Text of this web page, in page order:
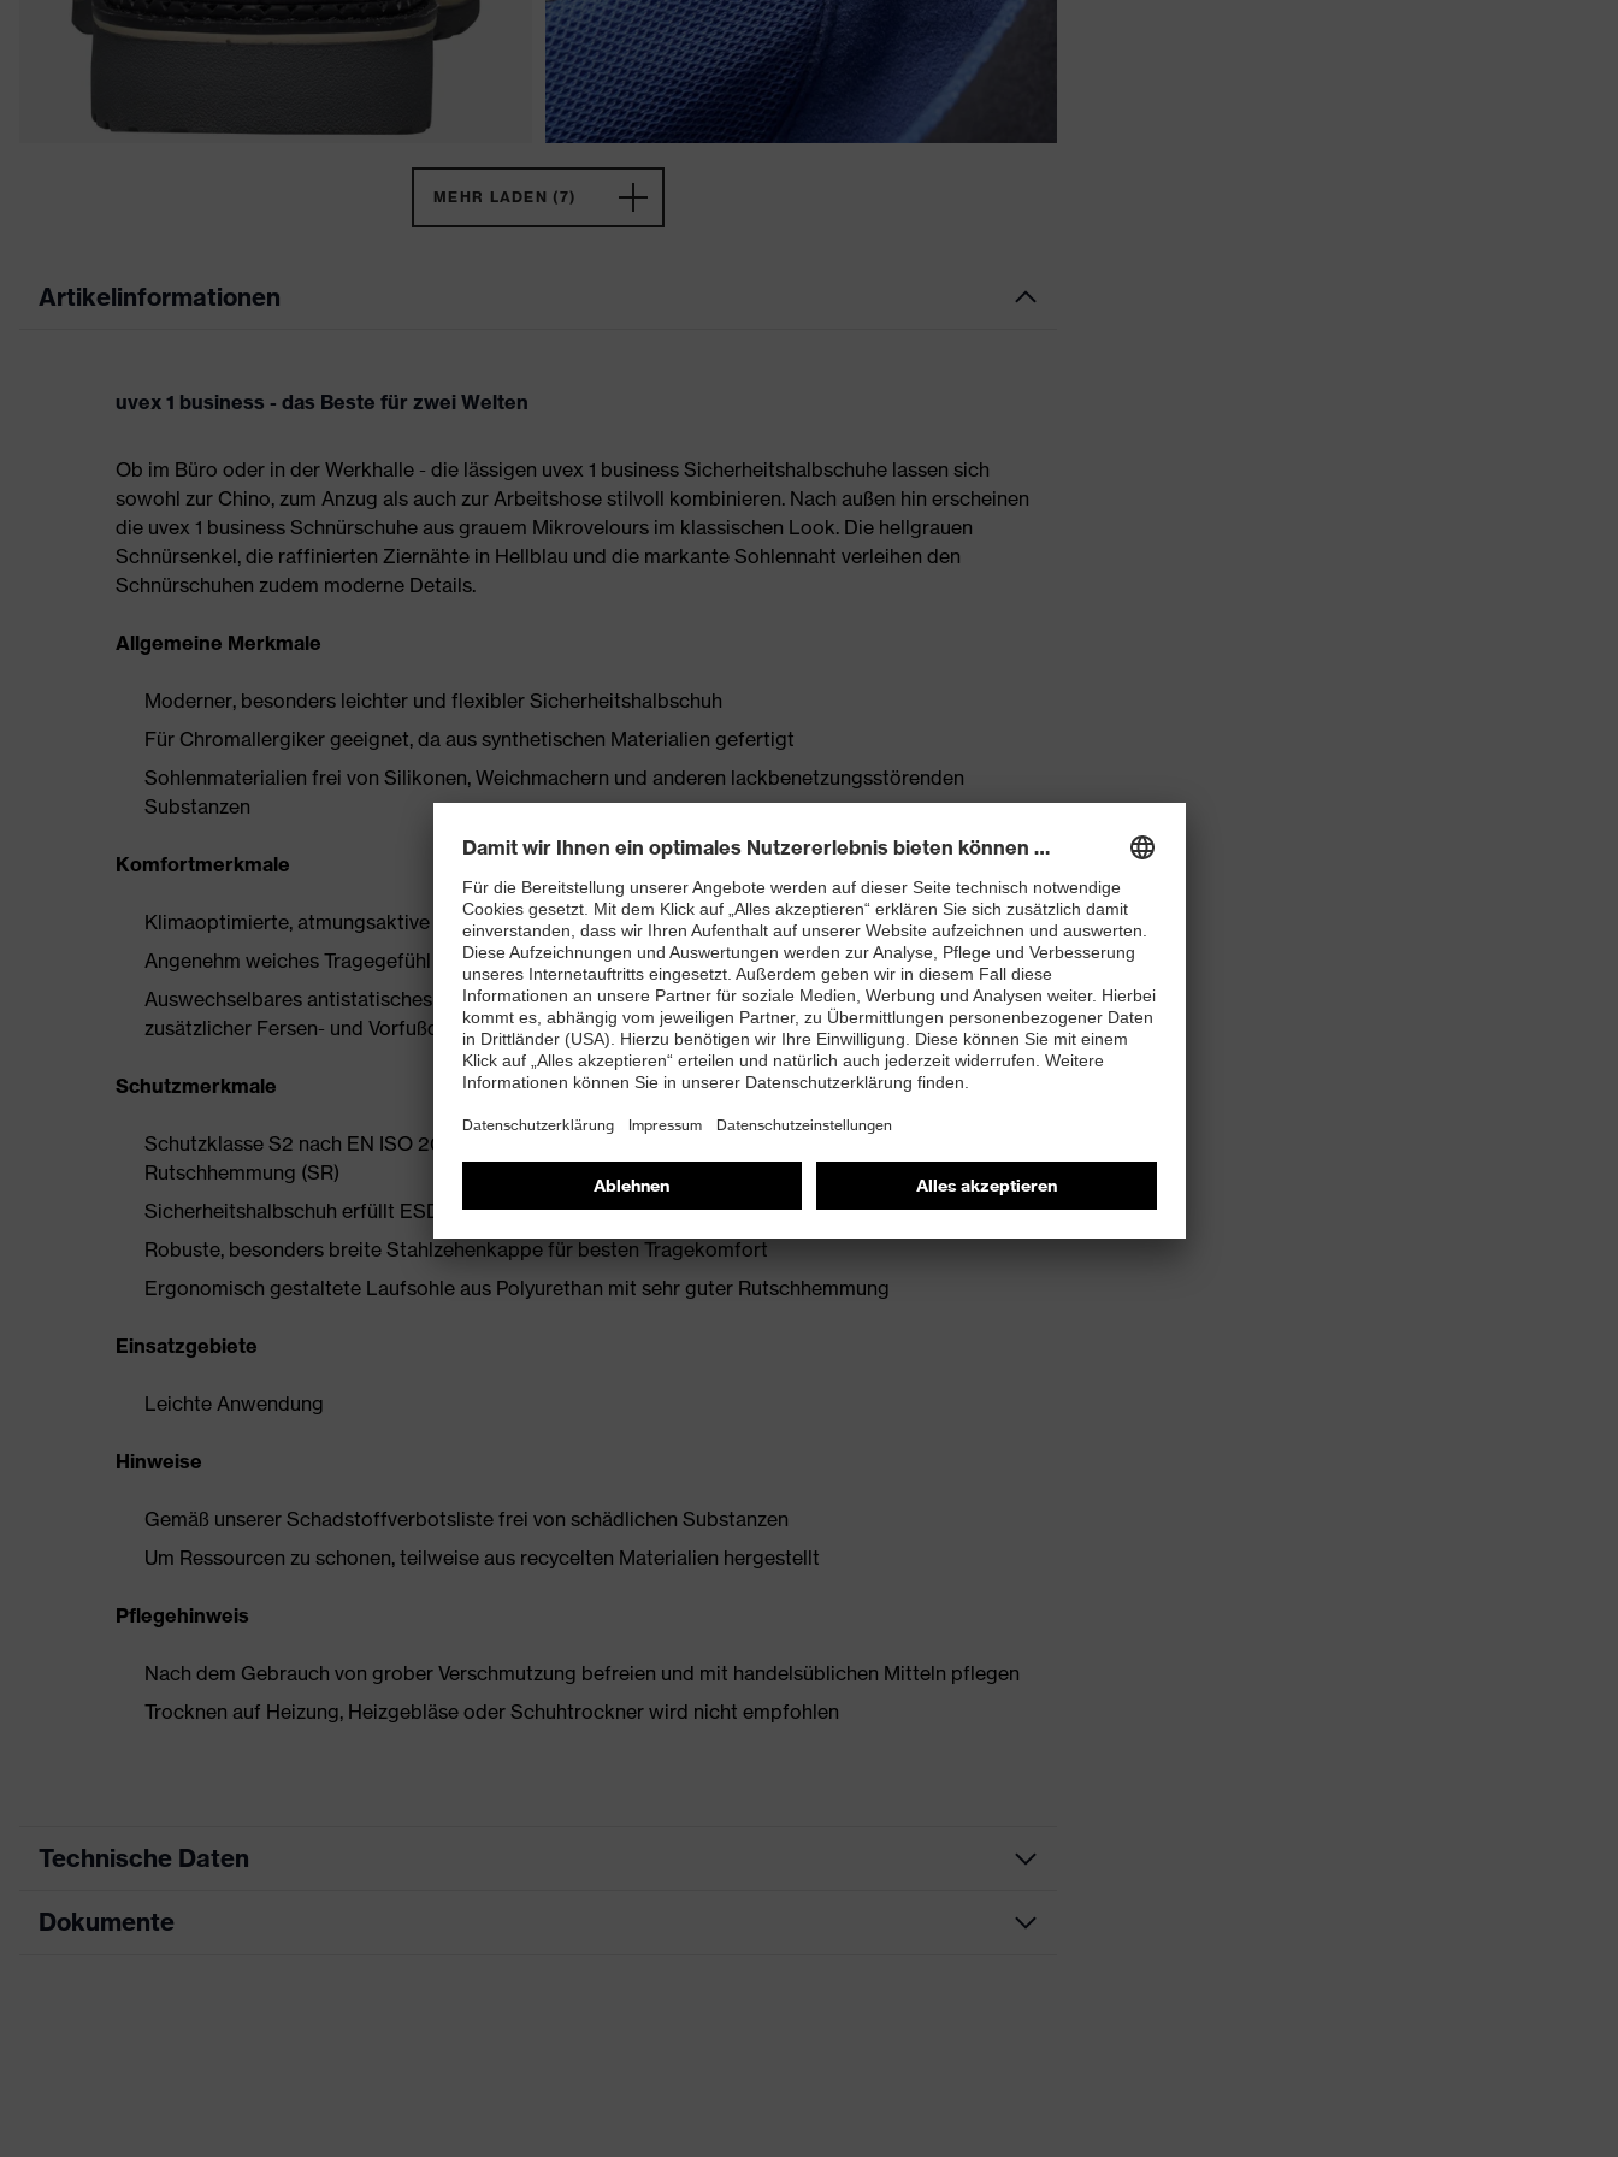
MEHR LADEN (7)
Artikelinformationen
uvex 1 business - das Beste für zwei Welten
Ob im Büro oder in der Werkhalle - die lässigen uvex 1 business Sicherheitshalbschuhe lassen sich
sowohl zur Chino, zum Anzug als auch zur Arbeitshose stilvoll kombinieren. Nach außen hin erscheinen
die uvex 1 business Schnürschuhe aus grauem Mikrovelours im klassischen Look. Die hellgrauen
Schnürsenkel, die raffinierten Ziernähte in Hellblau und die markante Sohlennaht verleihen den
Schnürschuhen zudem moderne Details.
Allgemeine Merkmale
Moderner, besonders leichter und flexibler Sicherheitshalbschuh
Für Chromallergiker geeignet, da aus synthetischen Materialien gefertigt
Sohlenmaterialien frei von Silikonen, Weichmachern und anderen lackbenetzungsstörenden
Substanzen
Komfortmerkmale
Klimaoptimierte, atmungsaktive Materialien
Angenehm weiches Tragegefühl ohne Druckstellen
Auswechselbares antistatisches Komfortfußbett mit Feuchtigkeitstransportsystem und
zusätzlicher Fersen- und Vorfußdämpfung
Schutzmerkmale
Schutzklasse S2 nach EN ISO 20345:2022 mit Zusatzkennzeichnung für sehr gute
Rutschhemmung (SR)
Sicherheitshalbschuh erfüllt ESD-Vorgaben mit Ableitwiderstand kleiner 100 Megaohm
Robuste, besonders breite Stahlzehenkappe für besten Tragekomfort
Ergonomisch gestaltete Laufsohle aus Polyurethan mit sehr guter Rutschhemmung
Einsatzgebiete
Leichte Anwendung
Hinweise
Gemäß unserer Schadstoffverbotsliste frei von schädlichen Substanzen
Um Ressourcen zu schonen, teilweise aus recycelten Materialien hergestellt
Pflegehinweis
Nach dem Gebrauch von grober Verschmutzung befreien und mit handelsüblichen Mitteln pflegen
Trocknen auf Heizung, Heizgebläse oder Schuhtrockner wird nicht empfohlen
Technische Daten
Produktart
Dokumente